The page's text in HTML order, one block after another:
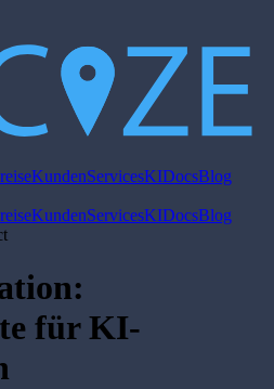
KundenServicesKIDocsBlog
KundenServicesKIDocsBlog
für KI-